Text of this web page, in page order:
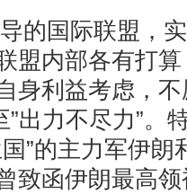
国际联盟，实
盟内部各有打
身利益考虑，
”出力不尽力”。
”的主力军伊朗
致函伊朗最高